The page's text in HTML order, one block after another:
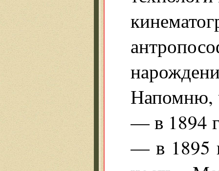
Напомню,
— в 1894
— в 1895